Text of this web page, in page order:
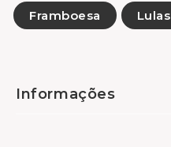
Framboesa Lulas
Informações